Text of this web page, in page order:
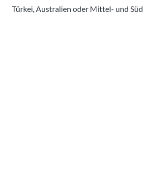
Türkei, Australien oder Mittel- und